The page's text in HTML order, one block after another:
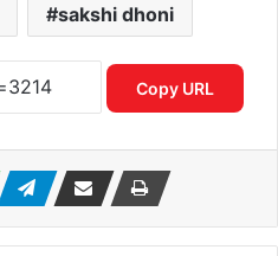
sakshi dhoni
Copy URL